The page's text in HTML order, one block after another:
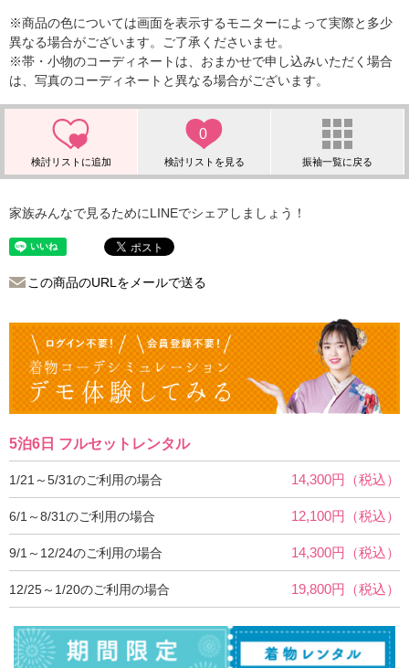
※商品の色については画面を表示するモニターによって実際と多少
異なる場合がございます。ご了承くださいませ。
※帯・小物のコーディネートは、おまかせで申し込みいただく場合
は、写真のコーディネートと異なる場合がございます。
0
家族みんなで見るためにLINEでシェアしましょう！
この商品のURLをメールで送る
5泊6日 フルセットレンタル
1/21～5/31のご利用の場合 14,300円（税込）
6/1～8/31のご利用の場合 12,100円（税込）
9/1～12/24のご利用の場合 14,300円（税込）
12/25～1/20のご利用の場合 19,800円（税込）